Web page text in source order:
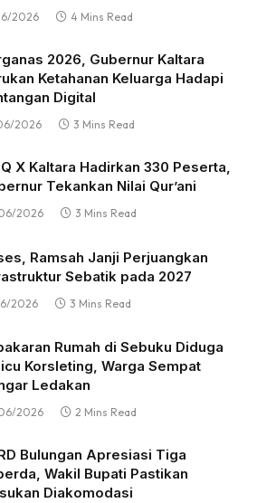
2026 4 Mins Read
2026, Gubernur Kaltara
Ketahanan Keluarga Hadapi
Digital
2026 3 Mins Read
X Kaltara Hadirkan 330 Peserta,
Tekankan Nilai Qur’ani
2026 3 Mins Read
Ramsah Janji Perjuangkan
Sebatik pada 2027
2026 3 Mins Read
Rumah di Sebuku Diduga
Korsleting, Warga Sempat
Ledakan
2026 2 Mins Read
Bulungan Apresiasi Tiga
Wakil Bupati Pastikan
Diakomodasi